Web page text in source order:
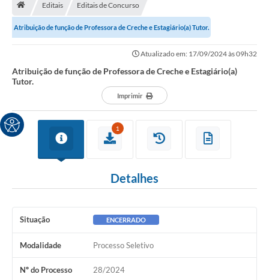
Editais Editais de Concurso
Atribuição de função de Professora de Creche e Estagiário(a) Tutor.
Atualizado em: 17/09/2024 às 09h32
Atribuição de função de Professora de Creche e Estagiário(a)
Tutor.
Imprimir
1
Detalhes
Situação ENCERRADO
Modalidade Processo Seletivo
Nº do Processo 28/2024